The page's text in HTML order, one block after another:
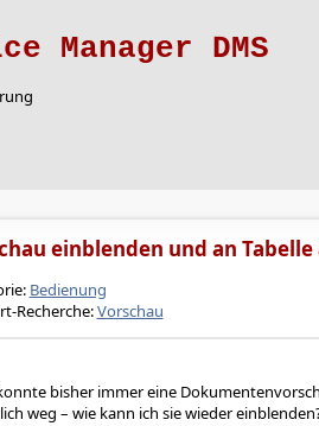
Manager DMS
einblenden und an
Bedienung
Recherche:Vorschau
bisher immer eine
weg – wie kann ich sie wieder